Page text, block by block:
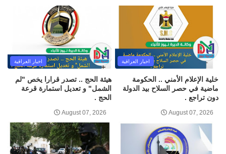
اخبار العراقية
خلية الإعلام الأمني .. الحكومة
ماضية في حصر السلاح بيد الدولة
دون تراجع .
August 07, 2026
اخبار العراقية
هيئة الحج .. تصدر قرارا يخص "لم
الشمل" و تعديل استمارة قرعة
الحج .
August 07, 2026